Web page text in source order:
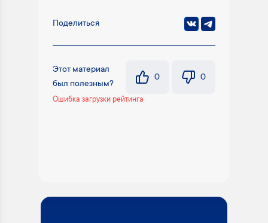
Поделиться
Этот материал
был полезным?
0 0
Ошибка загрузки рейтинга